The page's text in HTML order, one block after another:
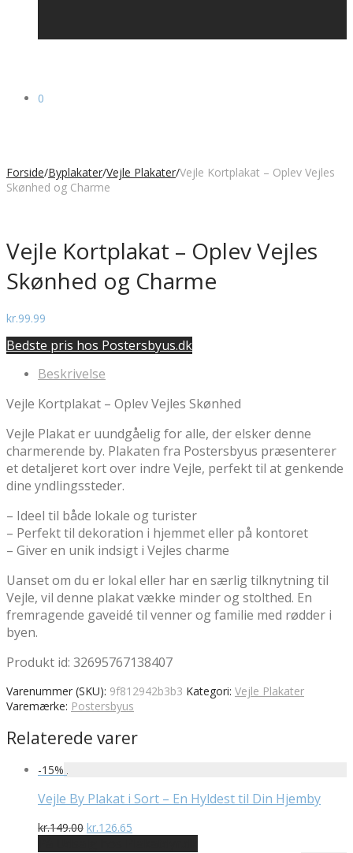
0
Forside/Byplakater/Vejle Plakater/Vejle Kortplakat – Oplev Vejles
Skønhed og Charme
Vejle Kortplakat – Oplev Vejles
Skønhed og Charme
kr.99.99
Bedste pris hos Postersbyus.dk
Beskrivelse
Vejle Kortplakat – Oplev Vejles Skønhed
Vejle Plakat er uundgåelig for alle, der elsker denne
charmerende by. Plakaten fra Postersbyus præsenterer
et detaljeret kort over indre Vejle, perfekt til at genkende
dine yndlingssteder.
– Ideel til både lokale og turister
– Perfekt til dekoration i hjemmet eller på kontoret
– Giver en unik indsigt i Vejles charme
Uanset om du er lokal eller har en særlig tilknytning til
Vejle, vil denne plakat vække minder og stolthed. En
fremragende gaveidé til venner og familie med rødder i
byen.
Produkt id: 32695767138407
Varenummer (SKU): 9f812942b3b3 Kategori: Vejle Plakater
Varemærke: Postersbyus
Relaterede varer
-15%
Vejle By Plakat i Sort – En Hyldest til Din Hjemby
kr.149.00 Den
kr.126.65